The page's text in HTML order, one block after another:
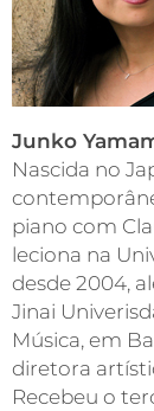
Junko
Nascida no
piano com
leciona na
desde 2004,
Jinai
Música, em
diretora
Recebeu o